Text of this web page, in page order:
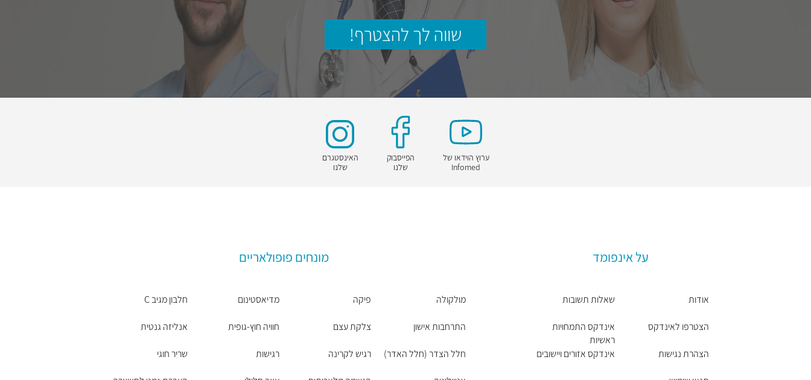
שווה לך להצטרף!
ערוץ הוידאו של
Infomed
הפייסבוק
שלנו
האינסטגרם
שלנו
על אינפומד
אודות
הצטרפו לאינדקס
הצהרת נגישות
שאלות תשובות
אינדקס התמחויות
ראשיות
אינדקס אזורים ויישובים
מונחים פופולאריים
מולקולה
התרחבות אישון
חלל הצדר (חלל האדר)
פיקה
צלקת עצם
רגיש לקרינה
מדיאסטינום
חוויה חוץ-גופית
רגישות
חלבון מגיב C
אנליזה גנטית
שריר חוגי